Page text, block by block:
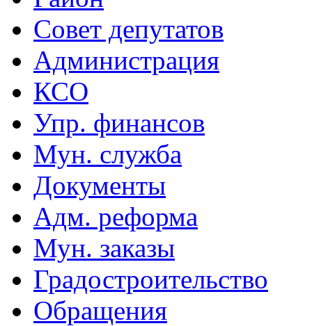
Совет депутатов
Администрация
КСО
Упр. финансов
Мун. служба
Документы
Адм. реформа
Мун. заказы
Градостроительство
Обращения